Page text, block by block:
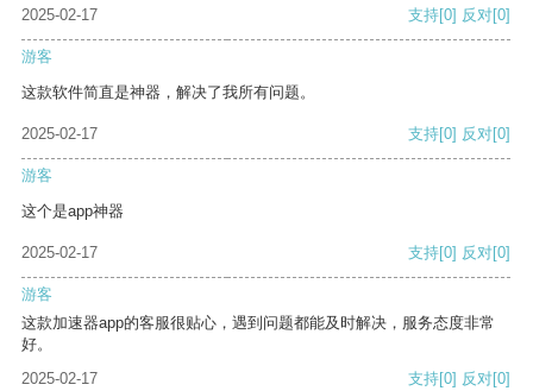
2025-02-17
支持[0] 反对[0]
游客
这款软件简直是神器，解决了我所有问题。
2025-02-17 支持[0] 反对[0]
游客
这个是app神器
2025-02-17 支持[0] 反对[0]
游客
这款加速器app的客服很贴心，遇到问题都能及时解决，服务态度非常
好。
2025-02-17
支持[0] 反对[0]